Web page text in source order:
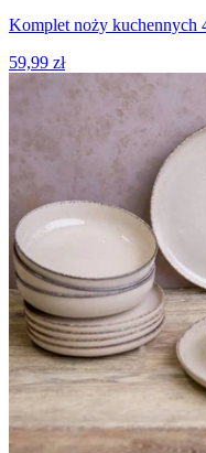
Komplet noży kuchennych
59,99 zł